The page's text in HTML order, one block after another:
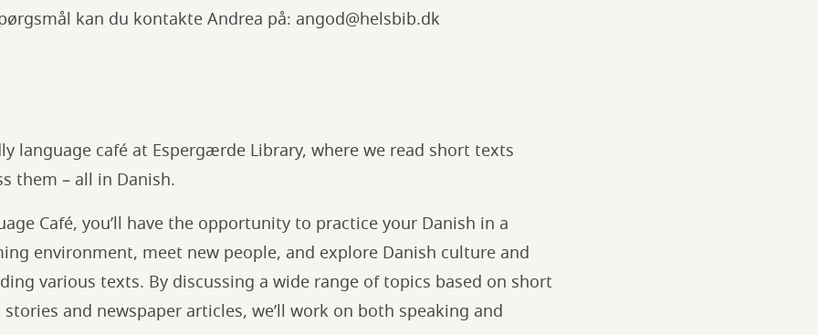
kan du kontakte Andrea på: angod@helsbib.dk
language café at Espergærde Library, where we read short texts
them – all in Danish.
Café, you’ll have the opportunity to practice your Danish in a
environment, meet new people, and explore Danish culture and
various texts. By discussing a wide range of topics based on short
and newspaper articles, we’ll work on both speaking and